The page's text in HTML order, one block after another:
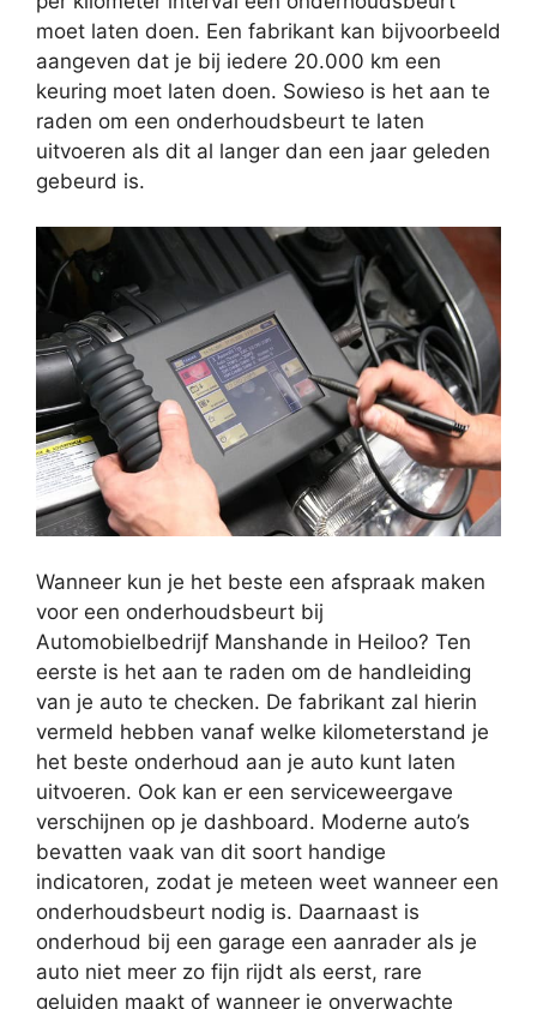
moet laten doen. Een fabrikant kan bijvoorbeeld
aangeven dat je bij iedere 20.000 km een
keuring moet laten doen. Sowieso is het aan te
raden om een onderhoudsbeurt te laten
uitvoeren als dit al langer dan een jaar geleden
gebeurd is.
Wanneer kun je het beste een afspraak maken
voor een onderhoudsbeurt bij
Automobielbedrijf Manshande in Heiloo? Ten
eerste is het aan te raden om de handleiding
van je auto te checken. De fabrikant zal hierin
vermeld hebben vanaf welke kilometerstand je
het beste onderhoud aan je auto kunt laten
uitvoeren. Ook kan er een serviceweergave
verschijnen op je dashboard. Moderne auto’s
bevatten vaak van dit soort handige
indicatoren, zodat je meteen weet wanneer een
onderhoudsbeurt nodig is. Daarnaast is
onderhoud bij een garage een aanrader als je
auto niet meer zo fijn rijdt als eerst, rare
geluiden maakt of wanneer je onverwachte